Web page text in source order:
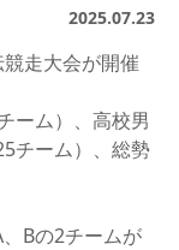
2025.07.23
走大会が開催
ーム）、高校男
チーム）、総勢
Bの2チームが